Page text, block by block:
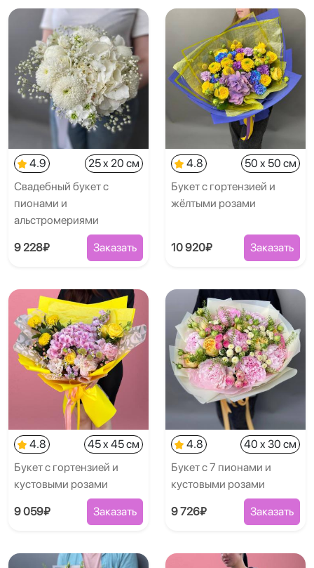
4.9
25 x 20 см
Свадебный букет с
пионами и
альстромериями
9 228₽ Заказать
4.8
50 x 50 см
Букет с гортензией и
жёлтыми розами
10 920₽ Заказать
4.8
45 x 45 см
Букет с гортензией и
кустовыми розами
9 059₽ Заказать
4.8
40 x 30 см
Букет с 7 пионами и
кустовыми розами
9 726₽ Заказать